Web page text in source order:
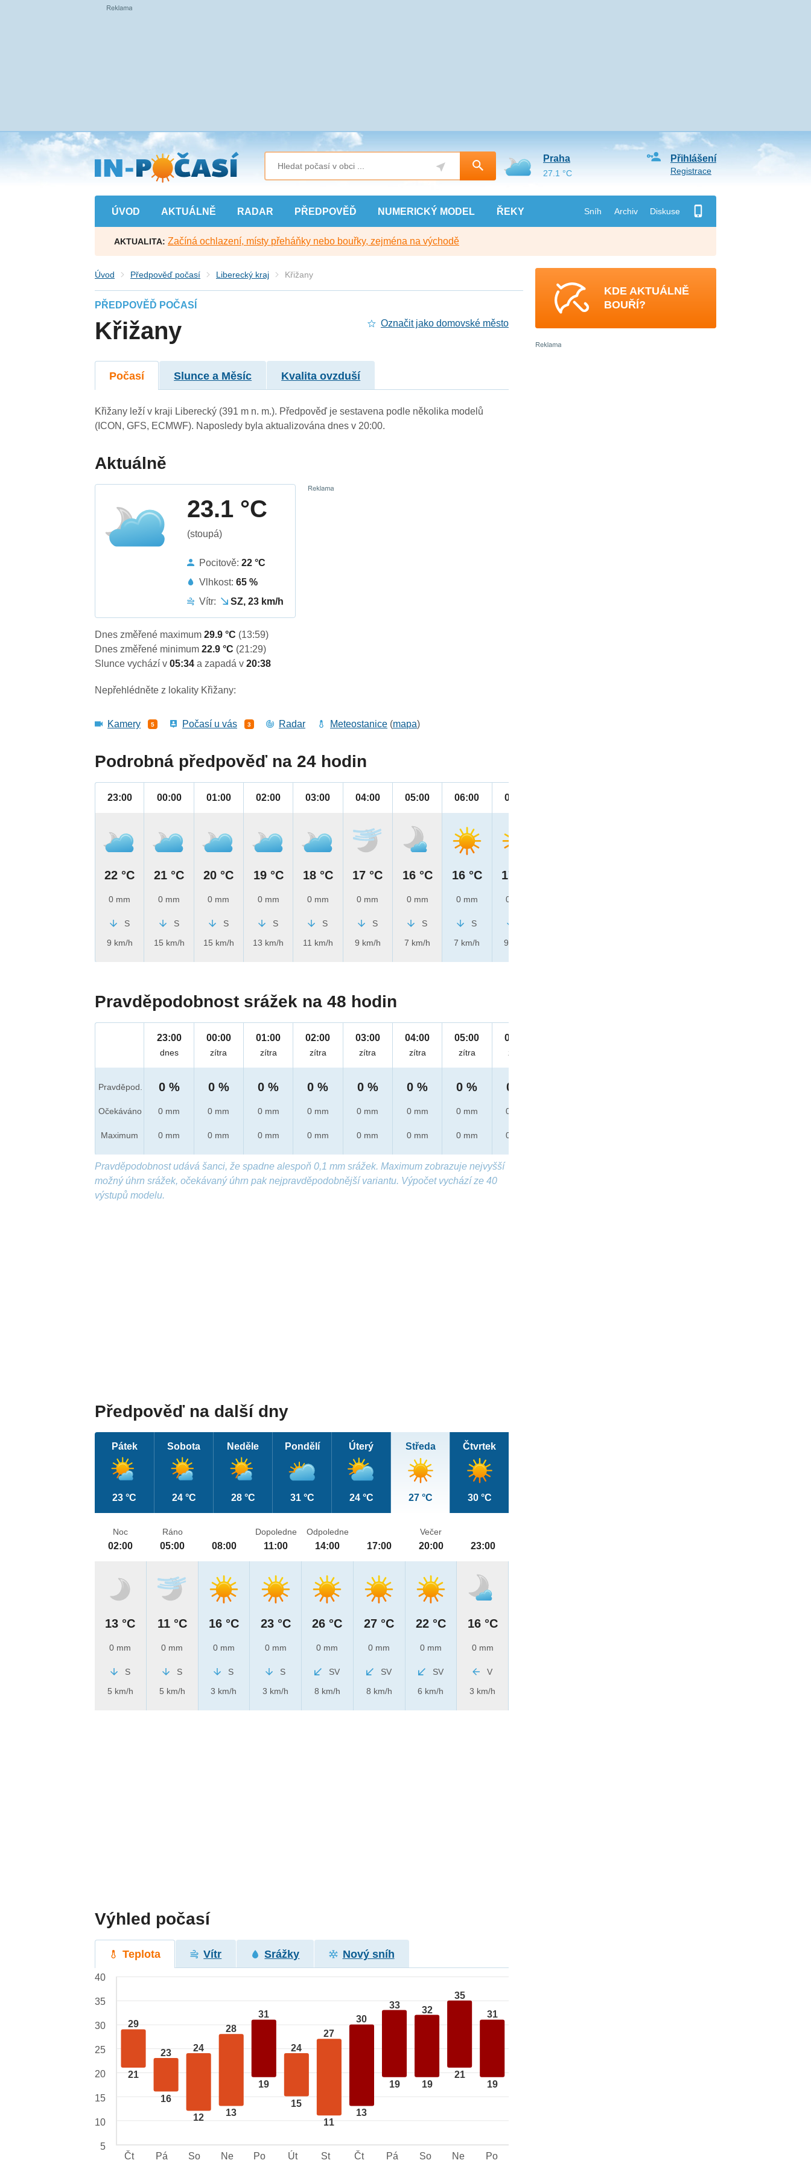
Přejít
na
hlavní
obsah
ÚVOD AKTUÁLNĚ RADAR PŘEDPOVĚĎ NUMERICKÝ MODEL ŘEKY Sníh Archiv Diskuse
Přihlášení
Registrace
Praha
27.1 °C
AKTUALITA: Začíná ochlazení, místy přeháňky nebo bouřky, zejména na východě
Úvod Předpověď počasí Liberecký kraj Křižany
PŘEDPOVĚĎ POČASÍ
Křižany Označit jako domovské město
Počasí Slunce a Měsíc Kvalita ovzduší
Křižany leží v kraji Liberecký (391 m n. m.). Předpověď je sestavena podle několika modelů
(ICON, GFS, ECMWF). Naposledy byla aktualizována dnes v 20:00.
Aktuálně
23.1 °C
(stoupá)
Pocitově:22 °C
Vlhkost:65 %
Vítr:
SZ, 23 km/h
Dnes změřené maximum29.9 °C (13:59)
Dnes změřené minimum22.9 °C (21:29)
Slunce vychází v05:34a zapadá v20:38
Nepřehlédněte z lokality Křižany:
Kamery 5 Počasí u vás 3 Radar Meteostanice (mapa)
Podrobná předpověď na 24 hodin
23:00
22 °C
0 mm
S
9 km/h
00:00
21 °C
0 mm
S
15 km/h
01:00
20 °C
0 mm
S
15 km/h
02:00
19 °C
0 mm
S
13 km/h
03:00
18 °C
0 mm
S
11 km/h
04:00
17 °C
0 mm
S
9 km/h
05:00
16 °C
0 mm
S
7 km/h
06:00
16 °C
0 mm
S
7 km/h
07:00
17 °C
0 mm
9 km/h
Pravděpodobnost srážek na 48 hodin
Pravděpod.
Očekáváno
Maximum
23:00
dnes
0 %
0 mm
0 mm
00:00
zítra
0 %
0 mm
0 mm
01:00
zítra
0 %
0 mm
0 mm
02:00
zítra
0 %
0 mm
0 mm
03:00
zítra
0 %
0 mm
0 mm
04:00
zítra
0 %
0 mm
0 mm
05:00
zítra
0 %
0 mm
0 mm
06:00
zítra
0 %
0 mm
0 mm
Pravděpodobnost udává šanci, že spadne alespoň 0,1 mm srážek. Maximum zobrazuje nejvyšší
možný úhrn srážek, očekávaný úhrn pak nejpravděpodobnější variantu. Výpočet vychází ze 40
výstupů modelu.
Předpověď na další dny
Pátek
23 °C
Sobota
24 °C
Neděle
28 °C
Pondělí
31 °C
Úterý
24 °C
Středa
27 °C
Čtvrtek
30 °C
Noc
02:00
13 °C
0 mm
S
5 km/h
Ráno
05:00
11 °C
0 mm
S
5 km/h
08:00
16 °C
0 mm
S
3 km/h
Dopoledne
11:00
23 °C
0 mm
S
3 km/h
Odpoledne
14:00
26 °C
0 mm
SV
8 km/h
17:00
27 °C
0 mm
SV
8 km/h
Večer
20:00
22 °C
0 mm
SV
6 km/h
23:00
16 °C
0 mm
V
3 km/h
Výhled počasí
Teplota Vítr Srážky Nový sníh
29
21
23
16
24
12
28
13
31
19
24
15
27
11
30
13
33
19
32
19
35
21
31
19
40
35
30
25
20
15
10
5
Čt
Pá So Ne Po Út St Čt Pá So Ne Po
KDE AKTUÁLNĚ
BOUŘÍ?